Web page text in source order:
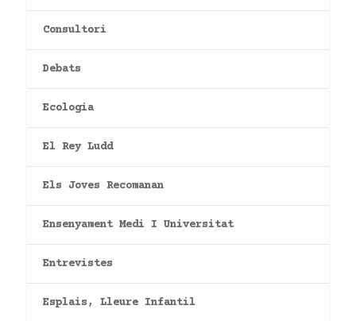
Consultori
Debats
Ecologia
El Rey Ludd
Els Joves Recomanan
Ensenyament Medi I Universitat
Entrevistes
Esplais, Lleure Infantil